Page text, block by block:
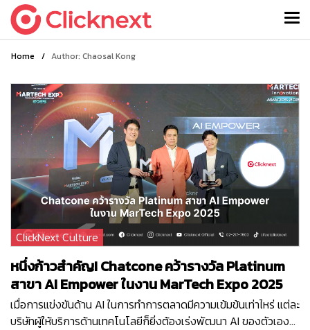
Home / Author: Chaosal Kong
ClickNext Culture
หนึ่งก้าวสำคัญ! Chatcone คว้ารางวัล Platinum
สาขา AI Empower ในงาน MarTech Expo 2025
เมื่อการแข่งขันด้าน AI ในการทำการตลาดมีความเข้มข้นเท่าไหร่ แต่ละ
บริษัทผู้ให้บริการด้านเทคโนโลยีก็ยิ่งต้องเร่งพัฒนา AI ของตัวเอง